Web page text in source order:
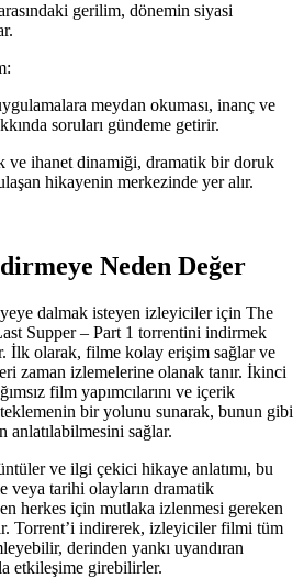
gerilim, dönemin siyasi
meydan okuması, inanç ve
soruları gündeme getirir.
ve ihanet dinamiği, dramatik bir doruk
hikayenin merkezinde yer alır.
Neden Değer
dalmak isteyen izleyiciler için The
Supper – Part 1 torrentini indirmek
İlk olarak, filme kolay erişim sağlar ve
zaman izlemelerine olanak tanır. İkinci
film yapımcılarını ve içerik
bir yolunu sunarak, bunun gibi
anlatılabilmesini sağlar.
ve ilgi çekici hikaye anlatımı, bu
veya tarihi olayların dramatik
herkes için mutlaka izlenmesi gereken
Torrent’i indirerek, izleyiciler filmi tüm
derinden yankı uyandıran
etkileşime girebilirler.